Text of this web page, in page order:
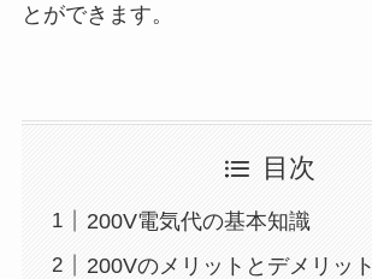
とができます。
目次
200V電気代の基本知識
200Vのメリットとデメリット